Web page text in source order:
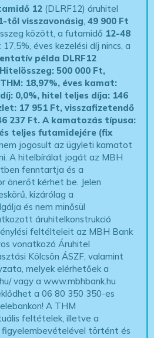
12 (DLRF12) áruhitel
től visszavonásig,49 900 Ft
között, a futamidő 12-48
éves kezelési díj nincs, a
példa DLRF12
500 000 Ft,
18,97%, éves kamat:
0,0%, hitel teljes díja: 146
17 951 Ft, visszafizetendő
237 Ft.A kamatozás típusa:
teljes futamidejére (fix
jogosult az ügyleti kamatot
A hitelbírálat jogát az MBH
fenntartja és a
önerőt kérhet be. Jelen
kizárólag a
és nem minősül
áruhitelkonstrukció
feltélteleit az MBH Bank
vonatkozó Áruhitel
Kölcsön ÁSZF, valamint
melyek elérhetőek a
vagy a www.mbhbank.hu
a 06 80 350 350-es
A THM
feltételek, illetve a
figyelembevételével történt és